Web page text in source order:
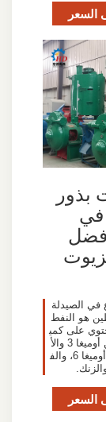
في
في الصيدلة
هو النفط
على كمي
ات ملحوظة من أوميغا 3 والأ
حماض الدهنية أوميغا 6، والف